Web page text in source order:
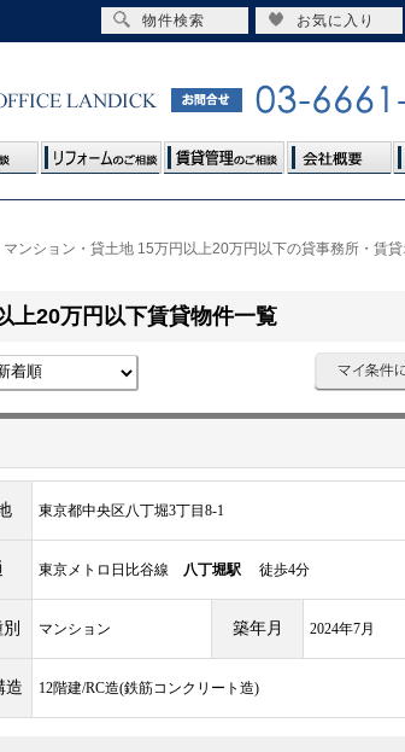
マンション・貸土地 15万円以上20万円以下の貸事務所・賃
上20万円以下賃貸物件一覧
東京都中央区八丁堀3丁目8-1
東京メトロ日比谷線 八丁堀駅 徒歩4分
マンション 築年月 2024年7月
造 12階建/RC造(鉄筋コンクリート造)
物件検索 お気に入り